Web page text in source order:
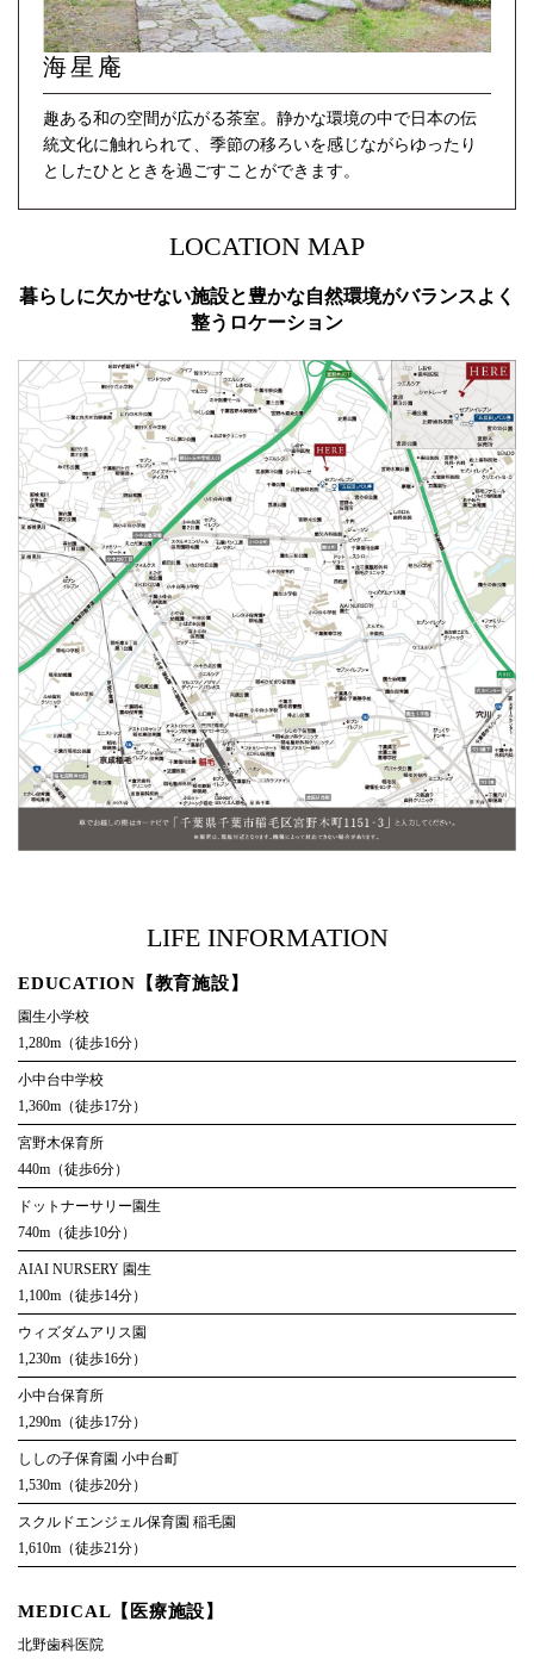
海星庵
趣ある和の空間が広がる茶室。静かな環境の中で日本の伝
統文化に触れられて、季節の移ろいを感じながらゆったり
としたひとときを過ごすことができます。
LOCATION MAP
暮らしに欠かせない施設と豊かな自然環境がバランスよく
整うロケーション
LIFE INFORMATION
EDUCATION【教育施設】
園生小学校
1,280m（徒歩16分）
小中台中学校
1,360m（徒歩17分）
宮野木保育所
440m（徒歩6分）
ドットナーサリー園生
740m（徒歩10分）
AIAI NURSERY 園生
1,100m（徒歩14分）
ウィズダムアリス園
1,230m（徒歩16分）
小中台保育所
1,290m（徒歩17分）
ししの子保育園 小中台町
1,530m（徒歩20分）
スクルドエンジェル保育園 稲毛園
1,610m（徒歩21分）
MEDICAL【医療施設】
北野歯科医院